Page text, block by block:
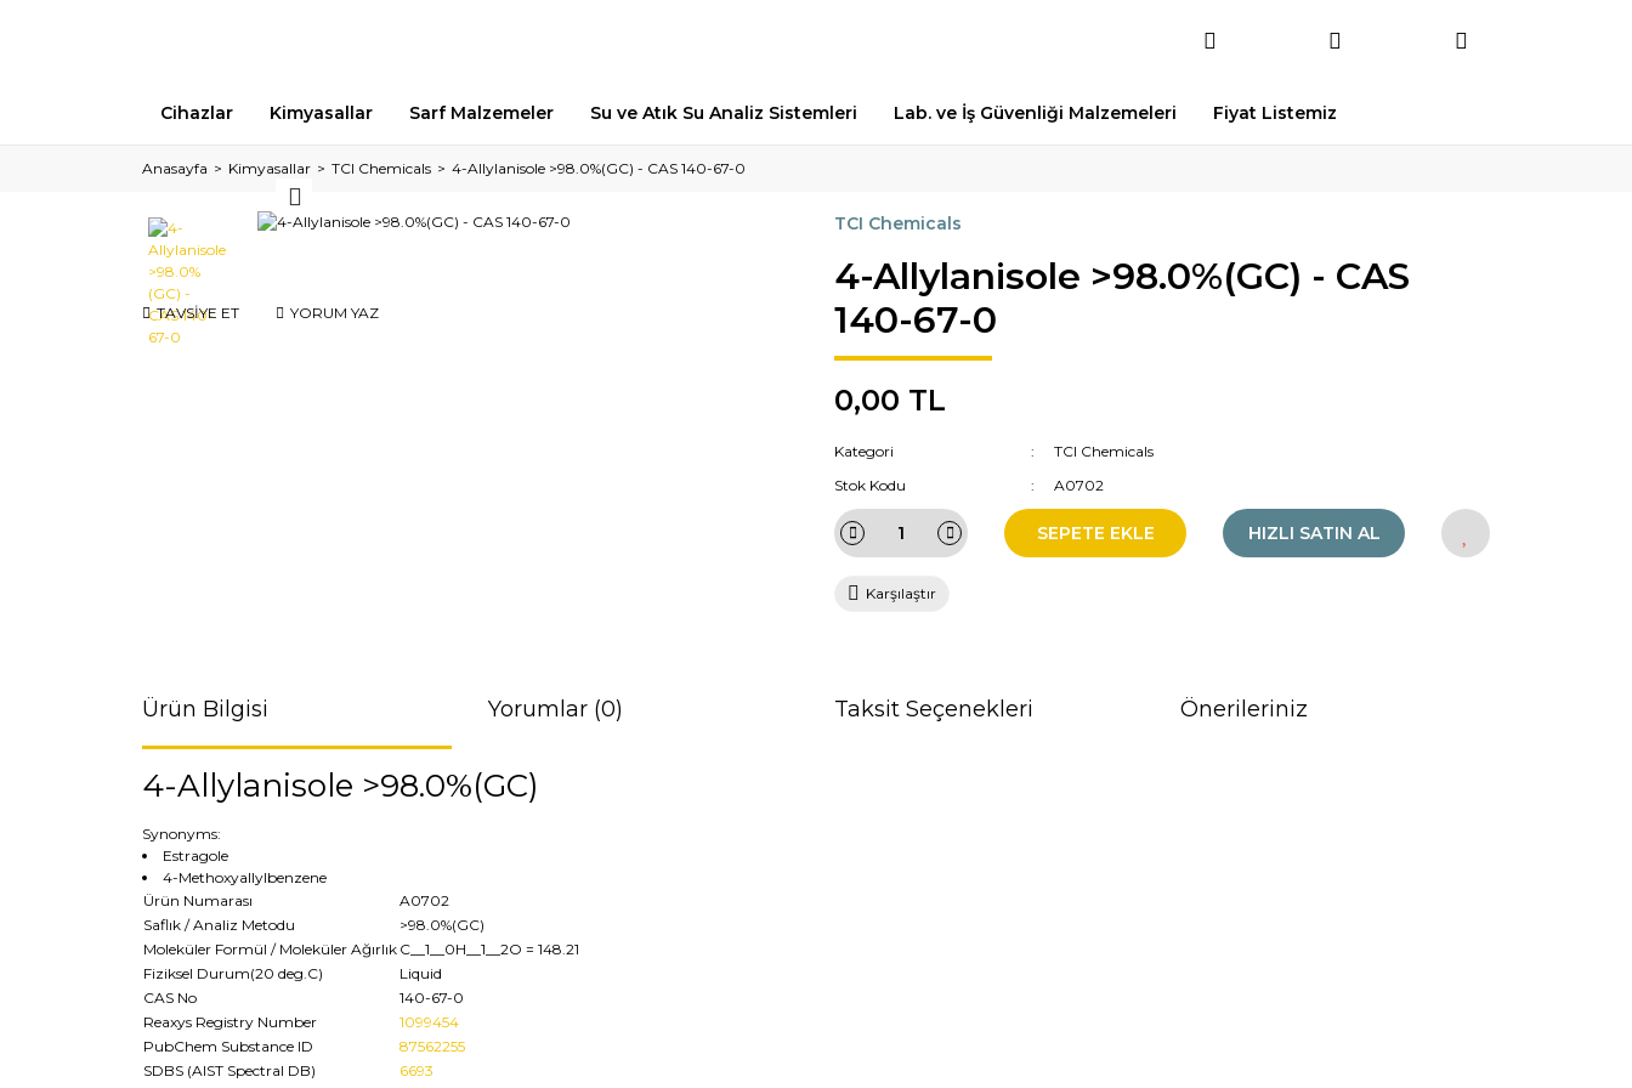
Cihazlar Kimyasallar Sarf Malzemeler Su ve Atık Su Analiz Sistemleri Lab. ve İş Güvenliği Malzemeleri Fiyat Listemiz
Anasayfa Kimyasallar TCI Chemicals 4-Allylanisole >98.0%(GC) - CAS 140-67-0
TAVSİYE ET YORUM YAZ
TCI Chemicals
4-Allylanisole >98.0%(GC) - CAS
140-67-0
0,00 TL
Kategori
TCI Chemicals
Stok Kodu
A0702
SEPETE EKLE HIZLI SATIN AL
Karşılaştır
Ürün Bilgisi Yorumlar (0) Taksit Seçenekleri Önerileriniz
4-Allylanisole >98.0%(GC)
Synonyms:
Estragole
4-Methoxyallylbenzene
Ürün Numarası
A0702
Saflık / Analiz Metodu
>98.0%(GC)
Moleküler Formül / Moleküler Ağırlık C__1__0H__1__2O = 148.21
Fiziksel Durum(20 deg.C)
Liquid
CAS No
140-67-0
Reaxys Registry Number
1099454
PubChem Substance ID
87562255
SDBS (AIST Spectral DB)
6693